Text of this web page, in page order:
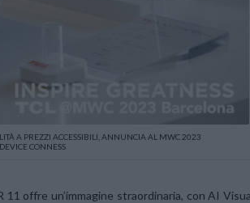
A PREZZI ACCESSIBILI, ANNUNCIA AL MWC 2023
CONNESS
offre un’immagine straordinaria, con AI